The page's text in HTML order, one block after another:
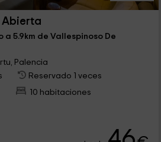
Abierta
5.9km de Vallespinoso De
Palencia
Reservado 1 veces
10 habitaciones